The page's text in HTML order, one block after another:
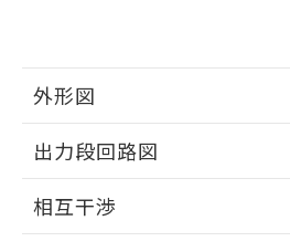
外形図
外形図
出力段回路図
出力段回路図
相互干渉
および当社の共同利
※当社の共同利用者と
の共同利用に関して"
指します。
とができます。
EU RoHS指令（10物質）の
51物質の非含有証明書（当
※本証明書は発行日時点で
るもので、過去に遡って非